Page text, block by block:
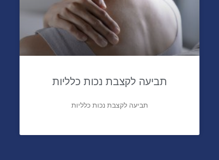
תביעה לקצבת נכות כלליות
תביעה לקצבת נכות כלליות